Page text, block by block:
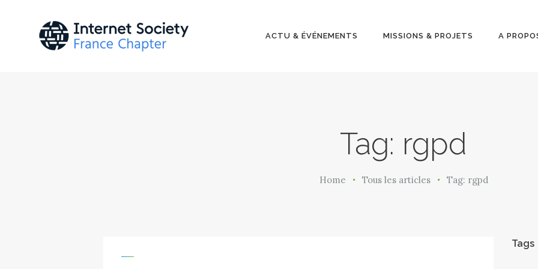
ACTU & ÉVÉNEMENTS MISSIONS & PROJETS A
Tag: rgpd
Home Tous les articles Tag: rgpd
ÉVÉNEMENT
A PROPOS
Tags